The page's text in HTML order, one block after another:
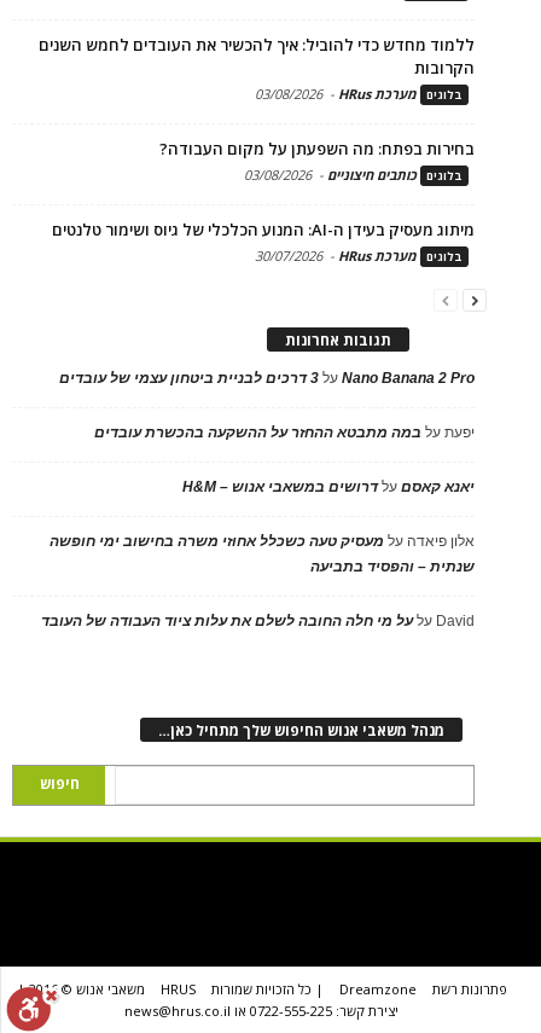
ללמוד מחדש כדי להוביל: איך להכשיר את העובדים לחמש השנים
הקרובות
בלוגים מערכת HRus -
03/08/2026
בחירות בפתח: מה השפעתן על מקום העבודה?
בלוגים כותבים חיצוניים -
03/08/2026
מיתוג מעסיק בעידן ה-AI: המנוע הכלכלי של גיוס ושימור טלנטים
בלוגים מערכת HRus -
30/07/2026
תגובות אחרונות
Nano Banana 2 Proעל 3 דרכים לבניית ביטחון עצמי של עובדים
יפעתעל במה מתבטא ההחזר על ההשקעה בהכשרת עובדים
יאנא קאסםעלדרושים במשאבי אנוש – H&M
אלון פיאדה על מעסיק טעה כשכלל אחוזי משרה בחישוב ימי חופשה
שנתית – והפסיד בתביעה
David עלעל מי חלה החובה לשלם את עלות ציוד העבודה של העובד
מנהל משאבי אנוש החיפוש שלך מתחיל כאן…
פתרונות רשת Dreamzone | כל הזכויות שמורות HRUS
משאבי אנוש © 2016 |
יצירת קשר: 0722-555-225 או news@hrus.co.il